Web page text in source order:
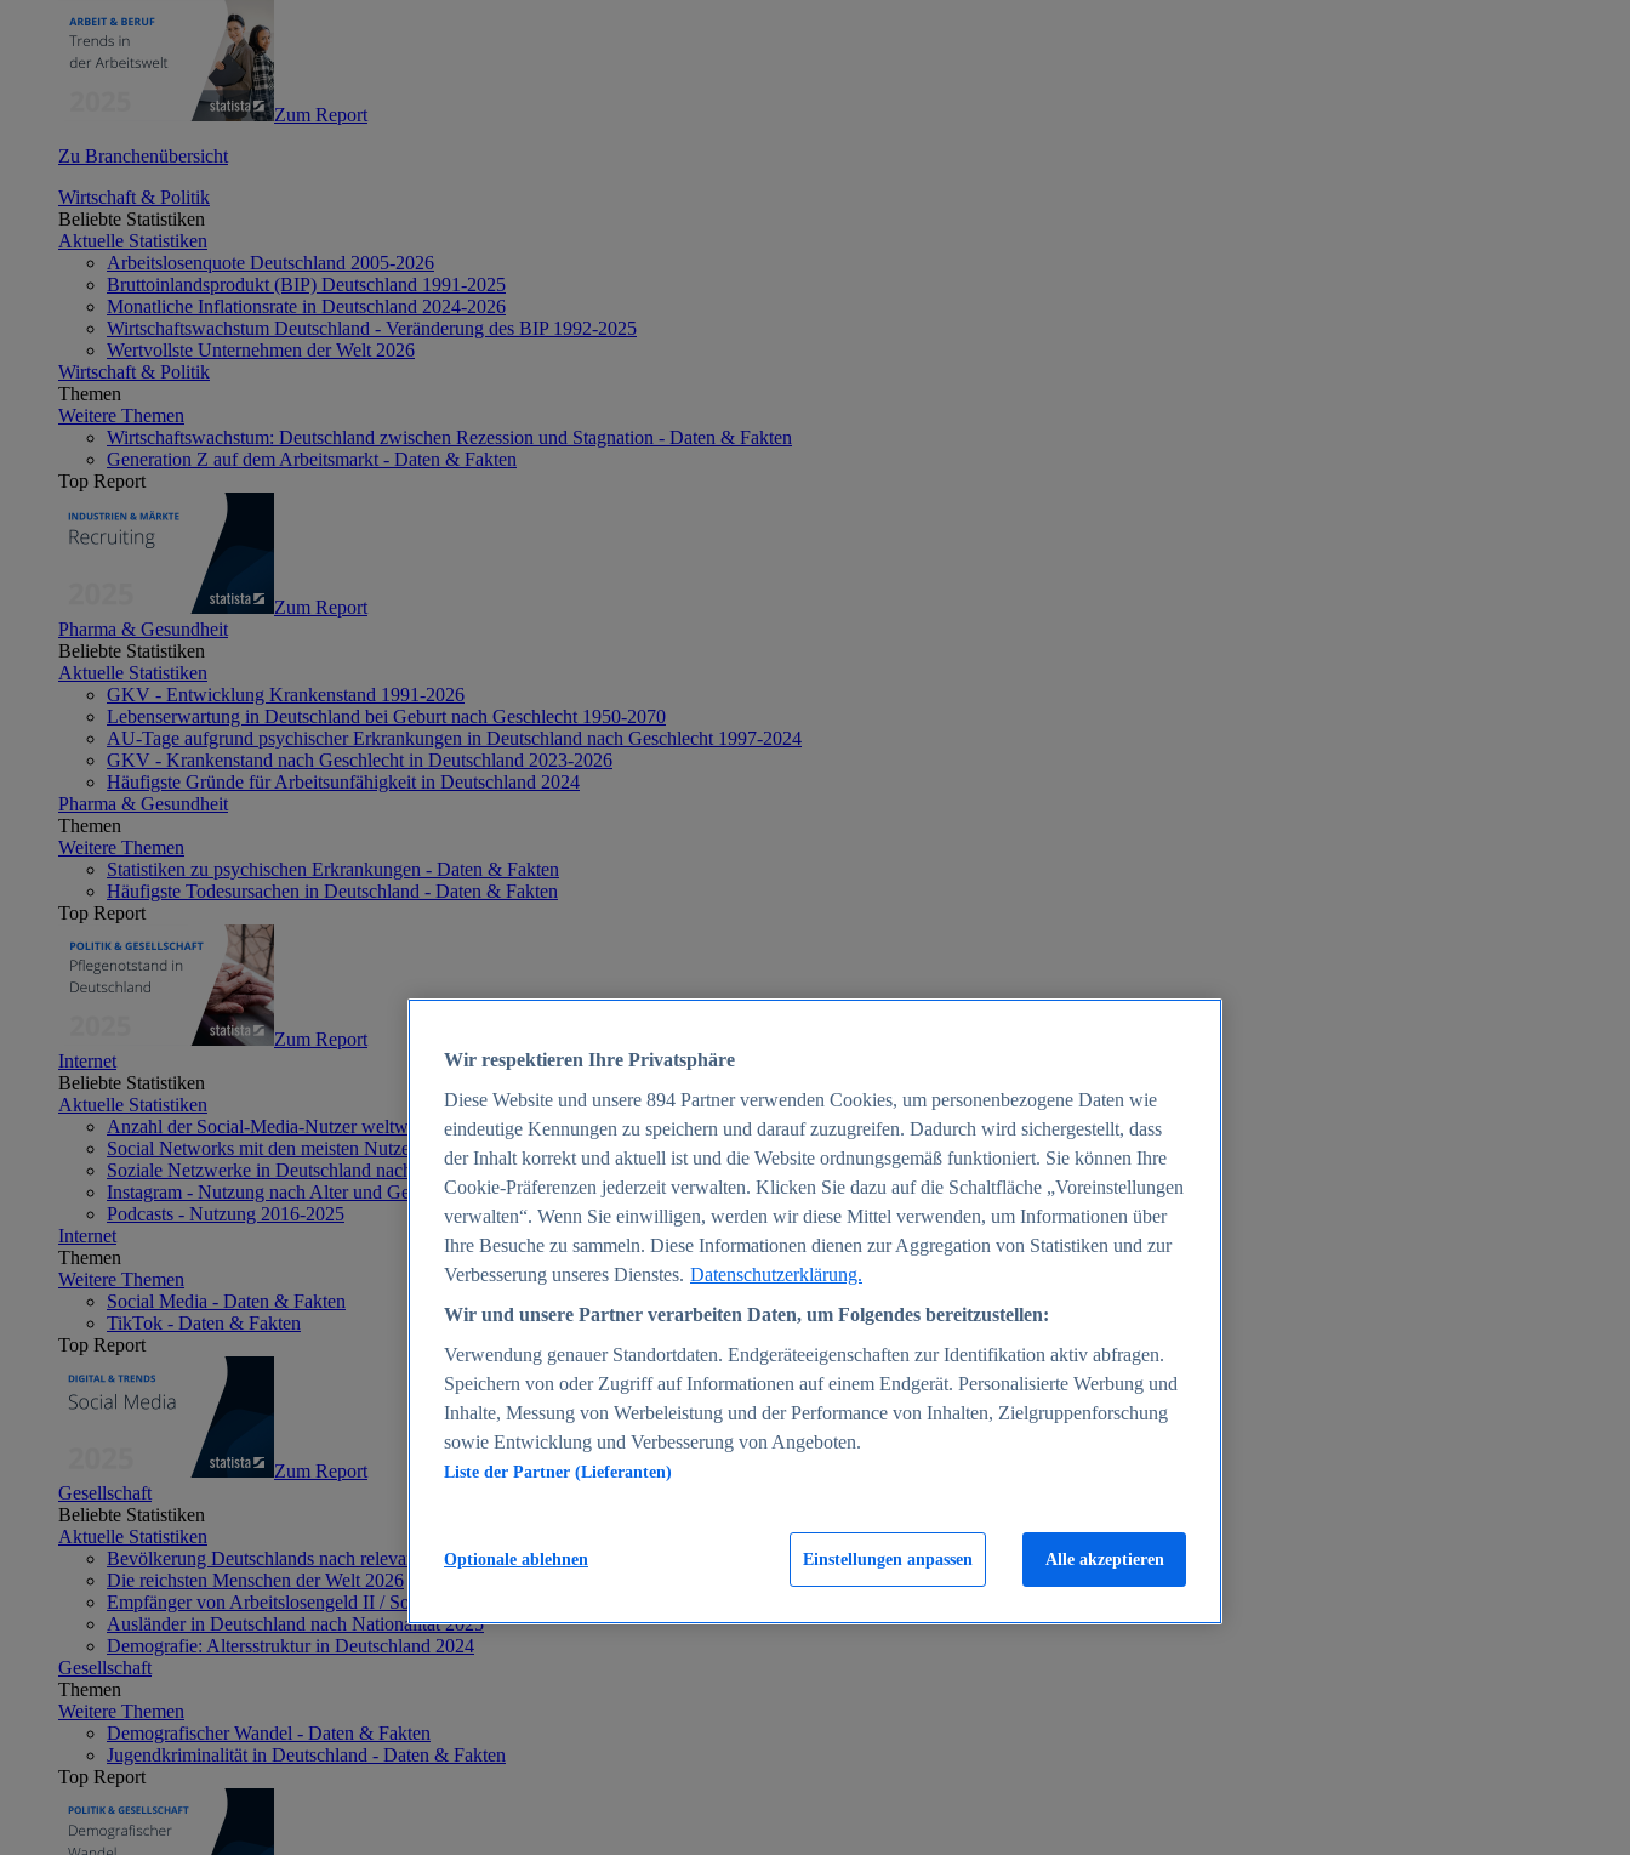
Zum Report
Zu Branchenübersicht
Wirtschaft & Politik
Beliebte Statistiken
Aktuelle Statistiken
Arbeitslosenquote Deutschland 2005-2026
Bruttoinlandsprodukt (BIP) Deutschland 1991-2025
Monatliche Inflationsrate in Deutschland 2024-2026
Wirtschaftswachstum Deutschland - Veränderung des BIP 1992-2025
Wertvollste Unternehmen der Welt 2026
Wirtschaft & Politik
Themen
Weitere Themen
Wirtschaftswachstum: Deutschland zwischen Rezession und Stagnation - Daten & Fakten
Generation Z auf dem Arbeitsmarkt - Daten & Fakten
Top Report
Zum Report
Pharma & Gesundheit
Beliebte Statistiken
Aktuelle Statistiken
GKV - Entwicklung Krankenstand 1991-2026
Lebenserwartung in Deutschland bei Geburt nach Geschlecht 1950-2070
AU-Tage aufgrund psychischer Erkrankungen in Deutschland nach Geschlecht 1997-2024
GKV - Krankenstand nach Geschlecht in Deutschland 2023-2026
Häufigste Gründe für Arbeitsunfähigkeit in Deutschland 2024
Pharma & Gesundheit
Themen
Weitere Themen
Statistiken zu psychischen Erkrankungen - Daten & Fakten
Häufigste Todesursachen in Deutschland - Daten & Fakten
Top Report
Zum Report
Internet
Beliebte Statistiken
Aktuelle Statistiken
Anzahl der Social-Media-Nutzer weltweit 2012-2025
Social Networks mit den meisten Nutzern weltweit 2025
Soziale Netzwerke in Deutschland nach Generationen 2025
Instagram - Nutzung nach Alter und Geschlecht in Deutschland 2025
Podcasts - Nutzung 2016-2025
Internet
Themen
Weitere Themen
Social Media - Daten & Fakten
TikTok - Daten & Fakten
Top Report
Zum Report
Gesellschaft
Beliebte Statistiken
Aktuelle Statistiken
Bevölkerung Deutschlands nach relevanten Altersgruppen 2024
Die reichsten Menschen der Welt 2026
Empfänger von Arbeitslosengeld II / Sozialgeld / Bürgergeld in Deutschland 2005-2025
Ausländer in Deutschland nach Nationalität 2025
Demografie: Altersstruktur in Deutschland 2024
Gesellschaft
Themen
Weitere Themen
Demografischer Wandel - Daten & Fakten
Jugendkriminalität in Deutschland - Daten & Fakten
Top Report
Wir respektieren Ihre Privatsphäre
Diese Website und unsere 894 Partner verwenden Cookies, um personenbezogene Daten wie
eindeutige Kennungen zu speichern und darauf zuzugreifen. Dadurch wird sichergestellt, dass
der Inhalt korrekt und aktuell ist und die Website ordnungsgemäß funktioniert. Sie können Ihre
Cookie-Präferenzen jederzeit verwalten. Klicken Sie dazu auf die Schaltfläche „Voreinstellungen
verwalten“. Wenn Sie einwilligen, werden wir diese Mittel verwenden, um Informationen über
Ihre Besuche zu sammeln. Diese Informationen dienen zur Aggregation von Statistiken und zur
Verbesserung unseres Dienstes. Datenschutzerklärung.
Wir und unsere Partner verarbeiten Daten, um Folgendes bereitzustellen:
Verwendung genauer Standortdaten. Endgeräteeigenschaften zur Identifikation aktiv abfragen.
Speichern von oder Zugriff auf Informationen auf einem Endgerät. Personalisierte Werbung und
Inhalte, Messung von Werbeleistung und der Performance von Inhalten, Zielgruppenforschung
sowie Entwicklung und Verbesserung von Angeboten.
Liste der Partner (Lieferanten)
Einstellungen anpassen
Optionale ablehnen Alle akzeptieren